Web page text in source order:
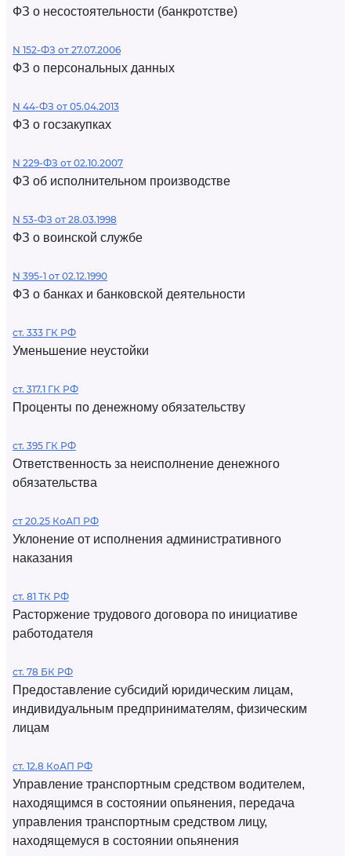
ФЗ о несостоятельности (банкротстве)
N 152-ФЗ от 27.07.2006
ФЗ о персональных данных
N 44-ФЗ от 05.04.2013
ФЗ о госзакупках
N 229-ФЗ от 02.10.2007
ФЗ об исполнительном производстве
N 53-ФЗ от 28.03.1998
ФЗ о воинской службе
N 395-1 от 02.12.1990
ФЗ о банках и банковской деятельности
ст. 333 ГК РФ
Уменьшение неустойки
ст. 317.1 ГК РФ
Проценты по денежному обязательству
ст. 395 ГК РФ
Ответственность за неисполнение денежного
обязательства
ст 20.25 КоАП РФ
Уклонение от исполнения административного
наказания
ст. 81 ТК РФ
Расторжение трудового договора по инициативе
работодателя
ст. 78 БК РФ
Предоставление субсидий юридическим лицам,
индивидуальным предпринимателям, физическим
лицам
ст. 12.8 КоАП РФ
Управление транспортным средством водителем,
находящимся в состоянии опьянения, передача
управления транспортным средством лицу,
находящемуся в состоянии опьянения